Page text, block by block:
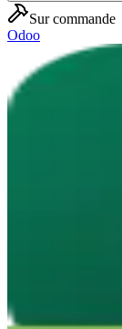
Sur commande
Odoo